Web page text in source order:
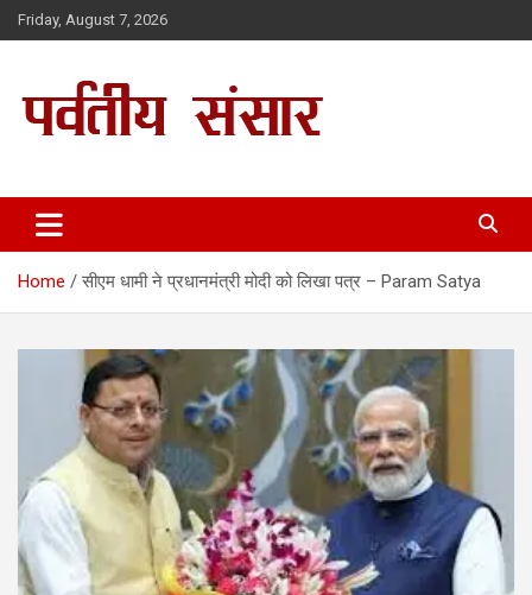
Skip
to
Friday, August 7, 2026
Parwatiya Sansar
Home सीएम धामी ने प्रधानमंत्री मोदी को लिखा पत्र – Param Satya